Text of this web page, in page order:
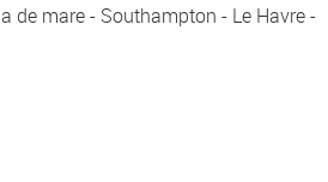
de mare - Southampton - Le Havre -